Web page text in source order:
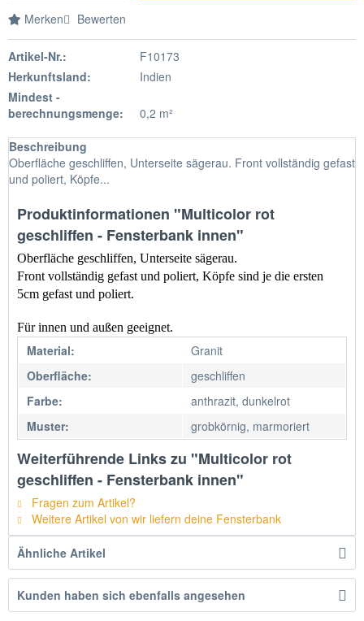
Merken Bewerten
Artikel-Nr.:
F10173
Herkunftsland:
Indien
Mindest -
berechnungsmenge:
0,2 m²
Beschreibung
Oberfläche geschliffen, Unterseite sägerau. Front vollständig gefast
und poliert, Köpfe...
Produktinformationen "Multicolor rot
geschliffen - Fensterbank innen"
Oberfläche geschliffen, Unterseite sägerau.
Front vollständig gefast und poliert, Köpfe sind je die ersten
5cm gefast und poliert.
Für innen und außen geeignet.
Material:
Granit
Oberfläche:
geschliffen
Farbe:
anthrazit, dunkelrot
Muster:
grobkörnig, marmoriert
Weiterführende Links zu "Multicolor rot
geschliffen - Fensterbank innen"
Fragen zum Artikel?
Weitere Artikel von wir liefern deine Fensterbank
Ähnliche Artikel
Kunden haben sich ebenfalls angesehen